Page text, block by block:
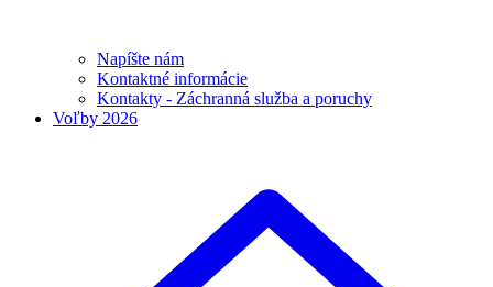
Napíšte nám
Kontaktné informácie
Kontakty - Záchranná služba a poruchy
Voľby 2026